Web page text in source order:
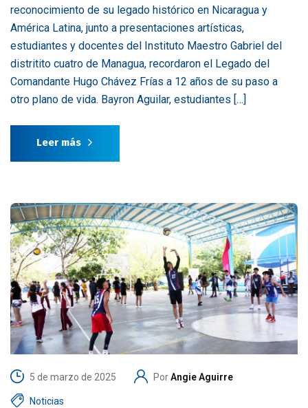
reconocimiento de su legado histórico en Nicaragua y
América Latina, junto a presentaciones artísticas,
estudiantes y docentes del Instituto Maestro Gabriel del
distritito cuatro de Managua, recordaron el Legado del
Comandante Hugo Chávez Frías a 12 años de su paso a
otro plano de vida. Bayron Aguilar, estudiantes […]
Leer más
5 de marzo de 2025 PorAngie Aguirre
Noticias